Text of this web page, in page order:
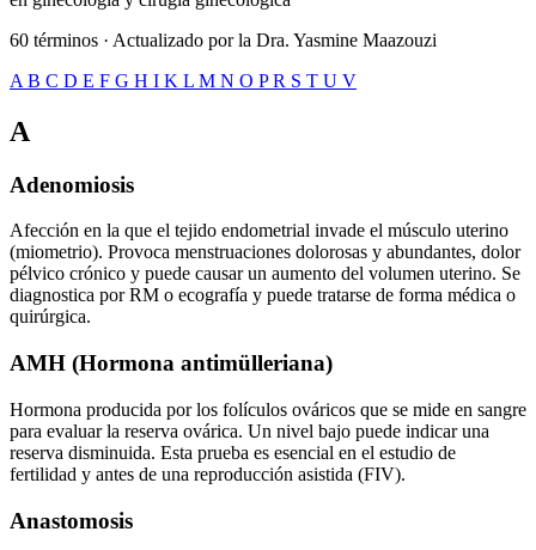
60 términos · Actualizado por la Dra. Yasmine Maazouzi
A B C D E F G H I K L M N O PR S T U V
A
Adenomiosis
Afección en la que el tejido endometrial invade el músculo uterino
(miometrio). Provoca menstruaciones dolorosas y abundantes, dolor
pélvico crónico y puede causar un aumento del volumen uterino. Se
diagnostica por RM o ecografía y puede tratarse de forma médica o
quirúrgica.
AMH (Hormona antimülleriana)
Hormona producida por los folículos ováricos que se mide en sangre
para evaluar la reserva ovárica. Un nivel bajo puede indicar una
reserva disminuida. Esta prueba es esencial en el estudio de
fertilidad y antes de una reproducción asistida (FIV).
Anastomosis